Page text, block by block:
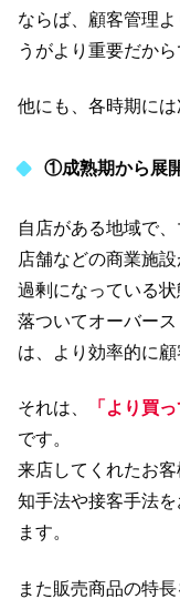
ならば、顧客管理
うがより重要だから
他にも、各時期には
①成熟期から展
自店がある地域で
店舗などの商業施
過剰になっている
落ついてオーバー
は、より効率的に
それは、
「より買
です。
来店してくれたお
知手法や接客手法
ます。
また販売商品の特